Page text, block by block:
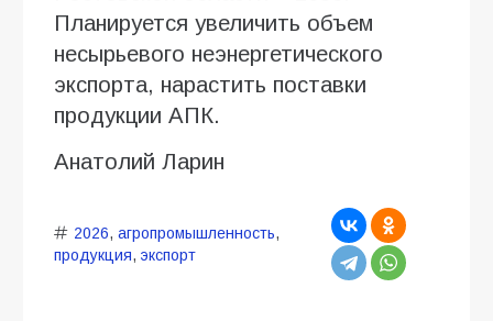
Планируется увеличить объем
несырьевого неэнергетического
экспорта, нарастить поставки
продукции АПК.
Анатолий Ларин
2026, агропромышленность,
продукция, экспорт